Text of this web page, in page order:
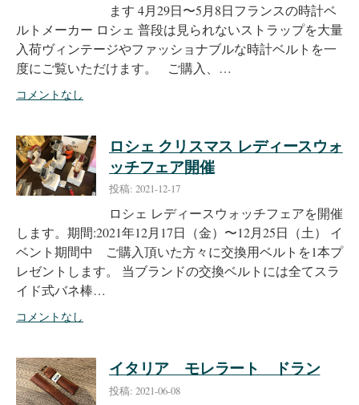
ます 4月29日〜5月8日フランスの時計ベ
ルトメーカー ロシェ 普段は見られないストラップを大量
入荷ヴィンテージやファッショナブルな時計ベルトを一
度にご覧いただけます。 ご購入、…
コメントなし
ロシェ クリスマス レディースウォ
ッチフェア開催
投稿: 2021-12-17
ロシェ レディースウォッチフェアを開催
します。期間:2021年12月17日（金）〜12月25日（土） イ
ベント期間中 ご購入頂いた方々に交換用ベルトを1本プ
レゼントします。 当ブランドの交換ベルトには全てスラ
イド式バネ棒…
コメントなし
イタリア モレラート ドラン
投稿: 2021-06-08